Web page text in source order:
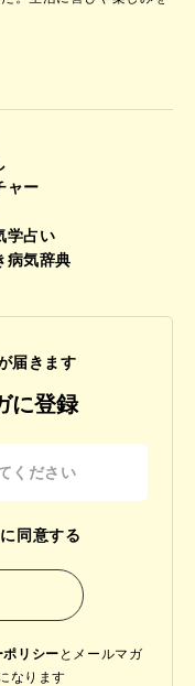
ャー
学占い
病気辞典
届きます
に登録
同意する
ポリシー と メールマガ
なります